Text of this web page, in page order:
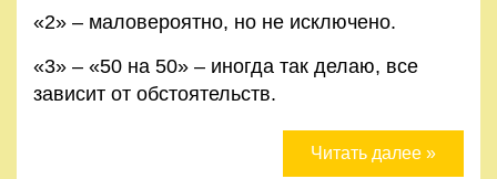
«2» – маловероятно, но не исключено.
«3» – «50 на 50» – иногда так делаю, все
зависит от обстоятельств.
Читать далее »